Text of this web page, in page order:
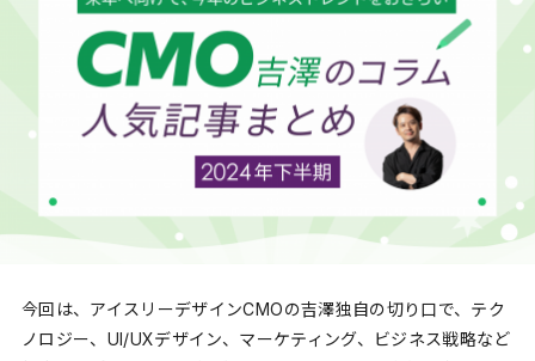
今回は、アイスリーデザインCMOの吉澤独自の切り口で、テク
ノロジー、UI/UXデザイン、マーケティング、ビジネス戦略など